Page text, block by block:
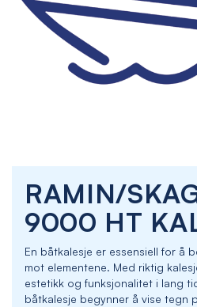
RAMIN/
9000 HT
En båtkalesje er essensiell for å
mot elementene. Med riktig
estetikk og funksjonalitet i lang
båtkalesje begynner å vise tegn
the
beginning
the
images
gallery